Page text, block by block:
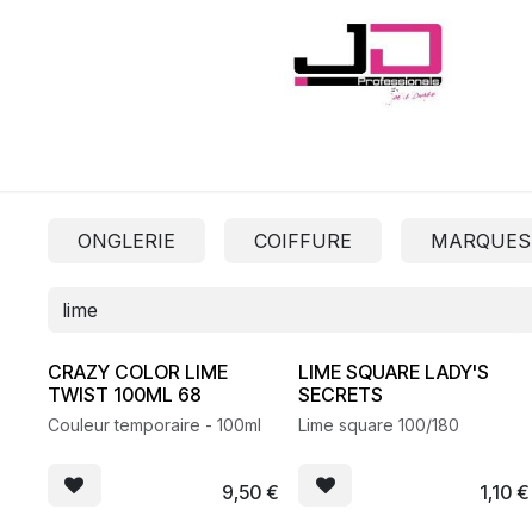
ONGLERIE COIFFURE MARQUES
CRAZY COLOR LIME
TWIST 100ML 68
Couleur temporaire - 100ml
9,50 €
LIME SQUARE LADY'S
SECRETS
Lime square 100/180
1,10 €